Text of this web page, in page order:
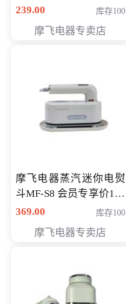
元
239.00 库存100
摩飞电器专卖店
摩飞电器蒸汽迷你电熨
斗MF-S8 会员专享价168
元
369.00 库存100
摩飞电器专卖店